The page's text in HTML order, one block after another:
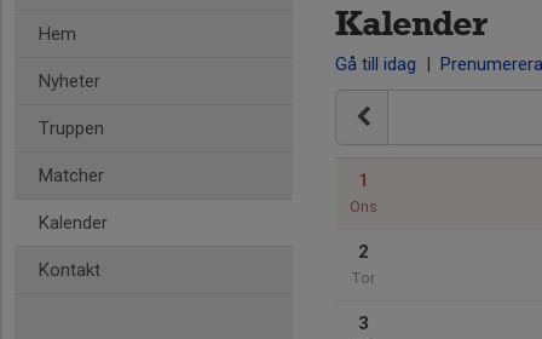
Hem
Nyheter
Truppen
Matcher
Kalender
Kontakt
Kalender
Gå till idag | Prenumerera
1
Ons
2
Tor
3